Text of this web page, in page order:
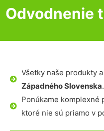
Odvodnenie
Všetky naše produkty
Západného Slovenska.
Ponúkame komplexné
ktoré nie sú priamo v